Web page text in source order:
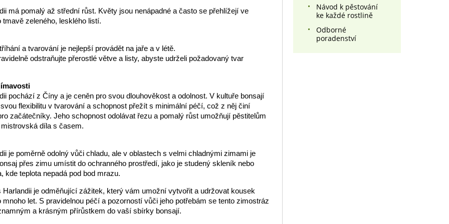
má pomalý až střední růst. Květy jsou nenápadné a často se přehlížejí ve
tmavě zeleného, lesklého listí.
a tvarování je nejlepší provádět na jaře a v létě.
odstraňujte přerostlé větve a listy, abyste udrželi požadovaný tvar
pochází z Číny a je ceněn pro svou dlouhověkost a odolnost. V kultuře bonsají
flexibilitu v tvarování a schopnost přežít s minimální péčí, což z něj činí
začátečníky. Jeho schopnost odolávat řezu a pomalý růst umožňují pěstitelům
díla s časem.
je poměrně odolný vůči chladu, ale v oblastech s velmi chladnými zimami je
přes zimu umístit do ochranného prostředí, jako je studený skleník nebo
kde teplota nepadá pod bod mrazu.
Harlandii je odměňující zážitek, který vám umožní vytvořit a udržovat kousek
mnoho let. S pravidelnou péčí a pozorností vůči jeho potřebám se tento zimostráz
a krásným přírůstkem do vaší sbírky bonsají.
Návod k pěstování
ke každé rostlině
Odborné
poradenství